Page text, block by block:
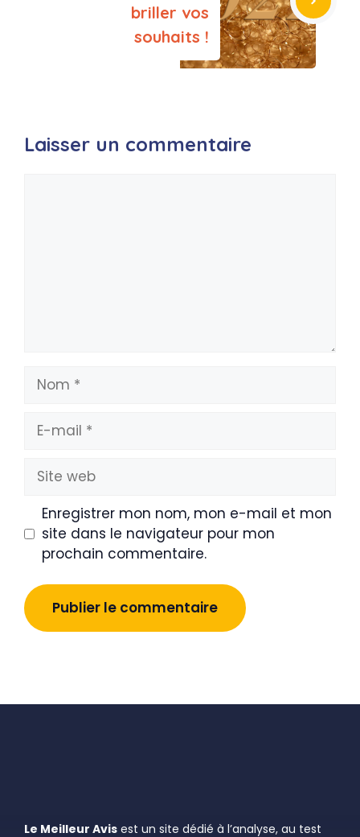
briller vos
souhaits !
Laisser un commentaire
Nom
mail
Site
web
Enregistrer mon nom, mon e-mail et mon
site dans le navigateur pour mon
prochain commentaire.
Le Meilleur Avis est un site dédié à l’analyse, au test